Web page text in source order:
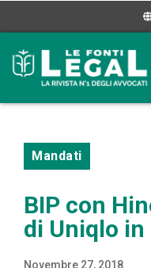
Mandati
BIP con
di Uniqlo in
Novembre 27, 2018